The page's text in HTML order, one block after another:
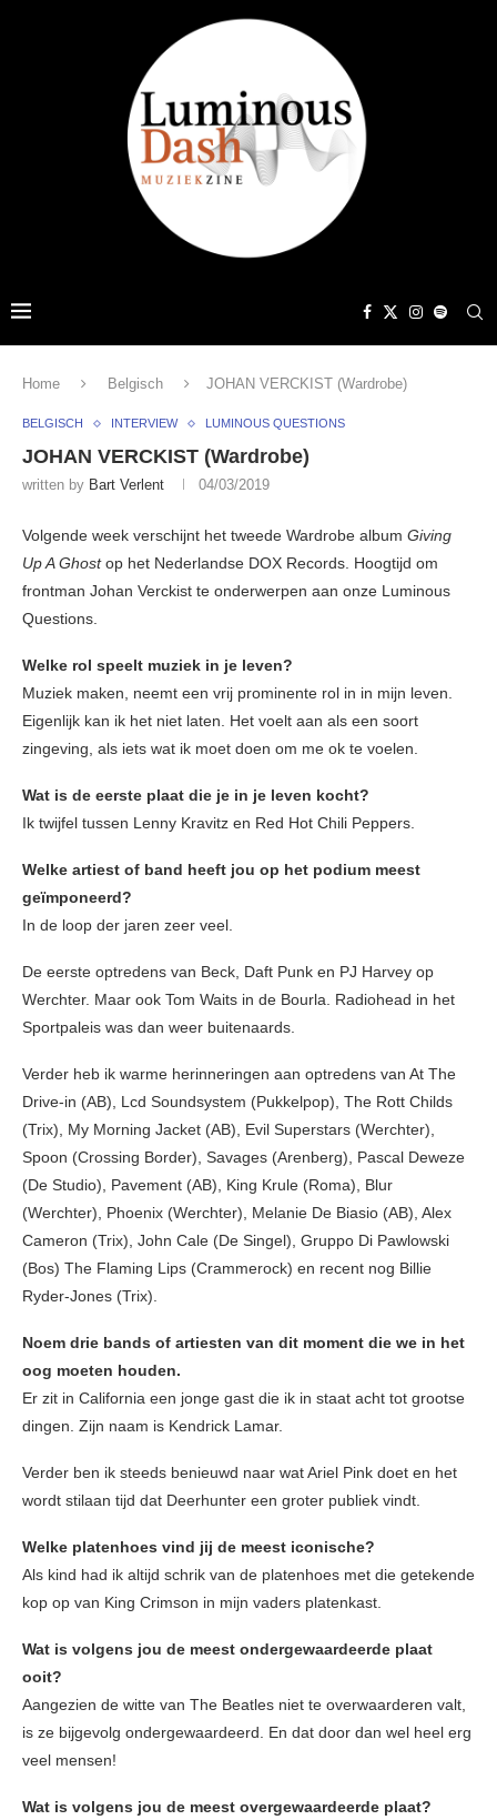
Home Belgisch JOHAN VERCKIST (Wardrobe)
BELGISCH INTERVIEW LUMINOUS QUESTIONS
JOHAN VERCKIST (Wardrobe)
written by Bart Verlent 04/03/2019
Volgende week verschijnt het tweede Wardrobe album Giving
Up A Ghostop het Nederlandse DOX Records. Hoogtijd om
frontman Johan Verckist te onderwerpen aan onze Luminous
Questions.
Welke rol speelt muziek in je leven?
Muziek maken, neemt een vrij prominente rol in in mijn leven.
Eigenlijk kan ik het niet laten. Het voelt aan als een soort
zingeving, als iets wat ik moet doen om me ok te voelen.
Wat is de eerste plaat die je in je leven kocht?
Ik twijfel tussen Lenny Kravitz en Red Hot Chili Peppers.
Welke artiest of band heeft jou op het podium meest
geïmponeerd?
In de loop der jaren zeer veel.
De eerste optredens van Beck, Daft Punk en PJ Harvey op
Werchter. Maar ook Tom Waits in de Bourla. Radiohead in het
Sportpaleis was dan weer buitenaards.
Verder heb ik warme herinneringen aan optredens van At The
Drive-in (AB), Lcd Soundsystem (Pukkelpop), The Rott Childs
(Trix), My Morning Jacket (AB), Evil Superstars (Werchter),
Spoon (Crossing Border), Savages (Arenberg), Pascal Deweze
(De Studio), Pavement (AB), King Krule (Roma), Blur
(Werchter), Phoenix (Werchter), Melanie De Biasio (AB), Alex
Cameron (Trix), John Cale (De Singel), Gruppo Di Pawlowski
(Bos) The Flaming Lips (Crammerock) en recent nog Billie
Ryder-Jones (Trix).
Noem drie bands of artiesten van dit moment die we in het
oog moeten houden.
Er zit in California een jonge gast die ik in staat acht tot grootse
dingen. Zijn naam is Kendrick Lamar.
Verder ben ik steeds benieuwd naar wat Ariel Pink doet en het
wordt stilaan tijd dat Deerhunter een groter publiek vindt.
Welke platenhoes vind jij de meest iconische?
Als kind had ik altijd schrik van de platenhoes met die getekende
kop op van King Crimson in mijn vaders platenkast.
Wat is volgens jou de meest ondergewaardeerde plaat
ooit?
Aangezien de witte van The Beatles niet te overwaarderen valt,
is ze bijgevolg ondergewaardeerd. En dat door dan wel heel erg
veel mensen!
Wat is volgens jou de meest overgewaardeerde plaat?